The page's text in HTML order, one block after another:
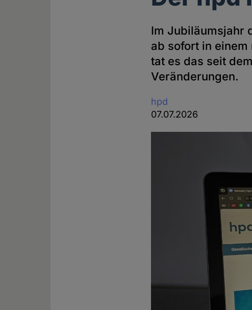
Im Jubiläumsjahr
ab sofort in einem
tat es das seit
Veränderungen.
hpd
07.07.2026